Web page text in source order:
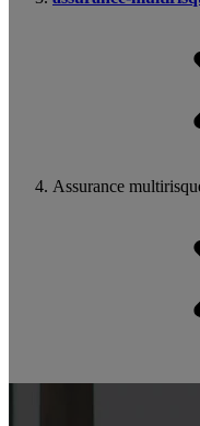
Assurance